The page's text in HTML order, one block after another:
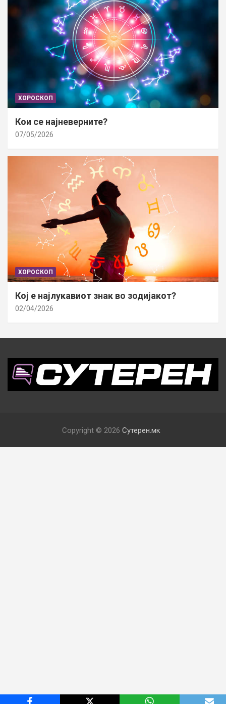
ХОРОСКОП
Кои се најневерните?
07/05/2026
ХОРОСКОП
Кој е најлукавиот знак во зодијакот?
02/04/2026
Copyright © 2026 Сутерен.мк